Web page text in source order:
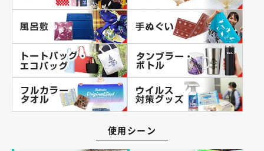
使用シーン